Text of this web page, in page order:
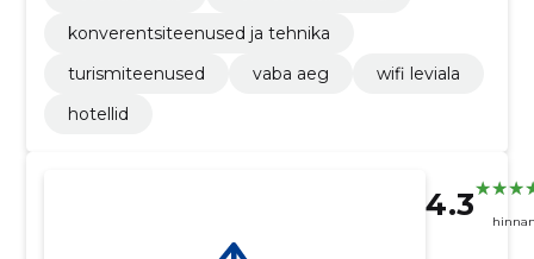
konverentsiteenused ja tehnika
turismiteenused
vaba aeg
wifi leviala
hotellid
4.3